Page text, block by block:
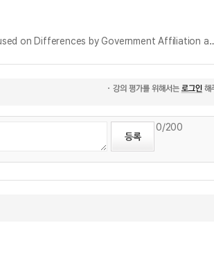
한국 언론 보도에 나타난 시진핑 이미지 비교 분석 : 정부성향 및 언론사별 차이를 중심으
0/200